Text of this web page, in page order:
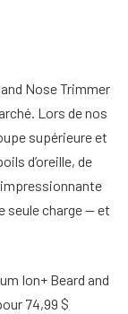
Nose Trimmer
Lors de nos
supérieure et
d’oreille, de
seule charge — et
Ion+ Beard and
74,99 $